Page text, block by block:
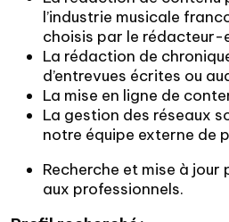
l’industrie musicale
choisis par le
La rédaction de
d’entrevues écrites ou
La mise en ligne de
La gestion des réseaux
notre équipe externe de
Recherche et mise à jour
aux professionnels.